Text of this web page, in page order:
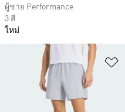
ผู้ชาย Performance
3 สี
ใหม่